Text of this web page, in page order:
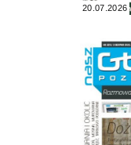
20.07.2026